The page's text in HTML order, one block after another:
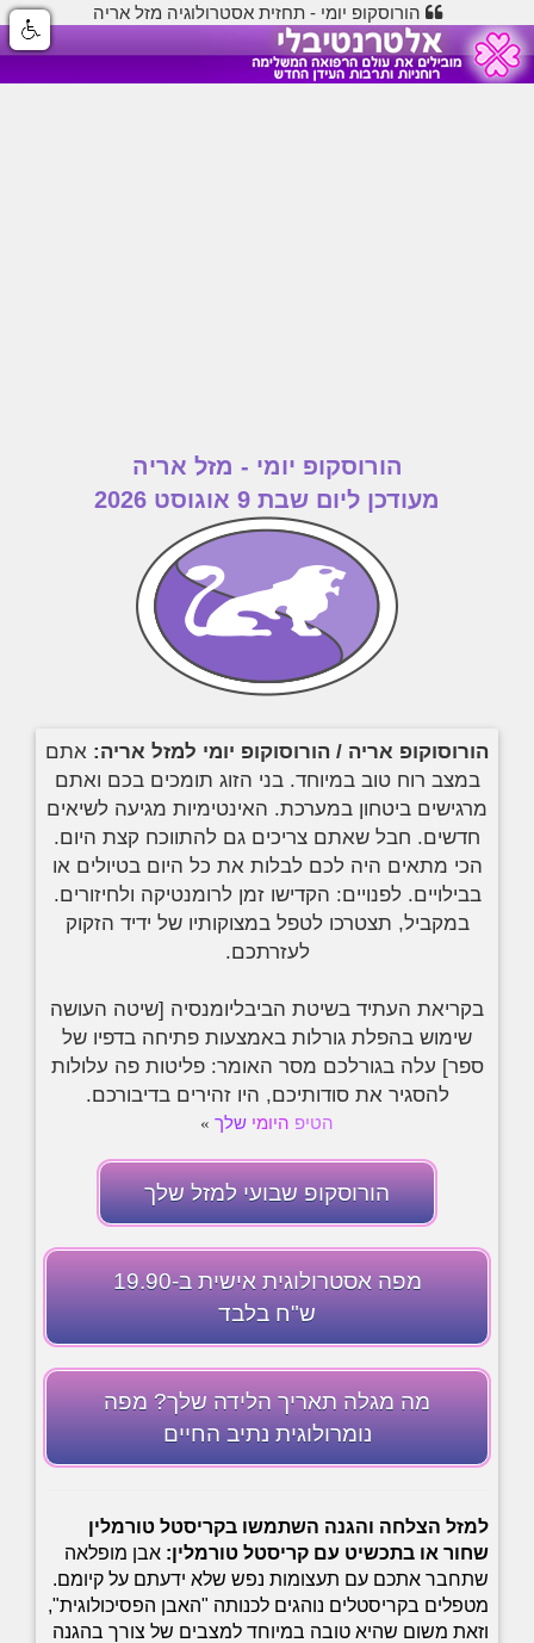
הורוסקופ יומי - תחזית אסטרולוגיה מזל אריה
הורוסקופ יומי - מזל אריה
מעודכן ליום שבת 9 אוגוסט 2026
הורוסוקופ אריה / הורוסוקופ יומי למזל אריה: אתם
במצב רוח טוב במיוחד. בני הזוג תומכים בכם ואתם
מרגישים ביטחון במערכת. האינטימיות מגיעה לשיאים
חדשים. חבל שאתם צריכים גם להתווכח קצת היום.
הכי מתאים היה לכם לבלות את כל היום בטיולים או
בבילויים. לפנויים: הקדישו זמן לרומנטיקה ולחיזורים.
במקביל, תצטרכו לטפל במצוקותיו של ידיד הזקוק
לעזרתכם.
בקריאת העתיד בשיטת הביבליומנסיה [שיטה העושה
שימוש בהפלת גורלות באמצעות פתיחה בדפיו של
ספר] עלה בגורלכם מסר האומר: פליטות פה עלולות
להסגיר את סודותיכם, היו זהירים בדיבורכם.
הטיפ היומי שלך »
הורוסקופ שבועי למזל שלך
מפה אסטרולוגית אישית ב-19.90
ש"ח בלבד
מה מגלה תאריך הלידה שלך? מפה
נומרולוגית נתיב החיים
למזל הצלחה והגנה השתמשו בקריסטל טורמלין
שחור או בתכשיט עם קריסטל טורמלין: אבן מופלאה
שתחבר אתכם עם תעצומות נפש שלא ידעתם על קיומם.
מטפלים בקריסטלים נוהגים לכנותה "האבן הפסיכולוגית",
וזאת משום שהיא טובה במיוחד למצבים של צורך בהגנה